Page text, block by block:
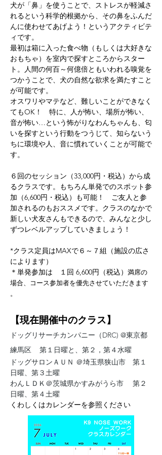
犬が「鼻」を使うことで、ストレスが軽減さ
れるという科学的根拠から、その鼻をふんだ
んに使わせてあげよう！というアクティビテ
ィです。
最初は箱に入った食べ物（もしくは大好きな
おもちゃ）を室内で探すところからスター
ト。人間の何百～何億倍ともいわれる嗅覚を
つかうことで、犬の自然な欲求を満たすこと
が可能です。
オスワリやマテなど、難しいことができなく
てもOK！ 特に、人が怖い、場所が怖い、
音が怖い…という怖がりなわんちゃんも、匂
いを探すという行動をつうじて、知らないう
ちに環境や人、音に慣れていくことが可能で
す。
６回のセッション（33,000円・税込）から成
るクラスです。もちろん単発でのスポット参
加（6,600円・税込）も可能！ ご友人と参
加されるのもおススメです。クラスのなかで
新しい犬友さんもできるので、みんなと少し
ずつレベルアップしていきましょう！
*クラス定員はMAXで６～７組（施設の広さ
によります）
＊単発参加は １回 6,600円（税込） 満席の
場合、コース参加者を優先させていただきます
。
​​【現在開催中のクラス】
ドッグリサーチカンパニー（DRC) @東京都
練馬区 第１日曜と、第２，第４水曜
ドッグサロンＡＵＮ ＠埼玉県狭山市 第１
日曜、第３土曜
わんＬＤＫ＠茨城県かすみがうら市 第２
日曜、第４土曜
​くわしくはカレンダーを参照ください